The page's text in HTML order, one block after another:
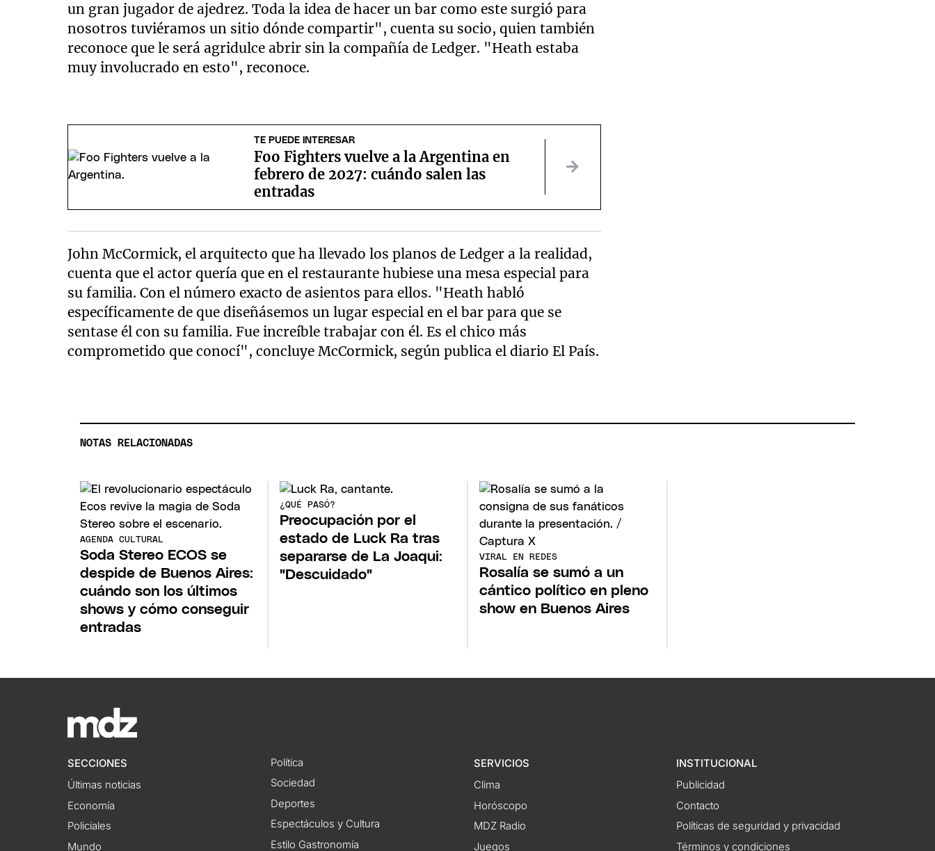
un gran jugador de ajedrez. Toda la idea de hacer un bar como este surgió para
nosotros tuviéramos un sitio dónde compartir", cuenta su socio, quien también
reconoce que le será agridulce abrir sin la compañía de Ledger. "Heath estaba
muy involucrado en esto", reconoce.
TE PUEDE INTERESAR
Foo Fighters vuelve a la Argentina en
febrero de 2027: cuándo salen las
entradas
John McCormick, el arquitecto que ha llevado los planos de Ledger a la realidad,
cuenta que el actor quería que en el restaurante hubiese una mesa especial para
su familia. Con el número exacto de asientos para ellos. "Heath habló
específicamente de que diseñásemos un lugar especial en el bar para que se
sentase él con su familia. Fue increíble trabajar con él. Es el chico más
comprometido que conocí", concluye McCormick, según publica el diario El País.
NOTAS RELACIONADAS
AGENDA CULTURAL
Soda Stereo ECOS se
despide de Buenos Aires:
cuándo son los últimos
shows y cómo conseguir
entradas
¿QUÉ PASÓ?
Preocupación por el
estado de Luck Ra tras
separarse de La Joaqui:
"Descuidado"
VIRAL EN REDES
Rosalía se sumó a un
cántico político en pleno
show en Buenos Aires
SECCIONES
Últimas noticias
Economía
Policiales
Mundo
Política
Sociedad
Deportes
Espectáculos y Cultura
Estilo Gastronomía
SERVICIOS
Clima
Horóscopo
MDZ Radio
Juegos
INSTITUCIONAL
Publicidad
Contacto
Políticas de seguridad y privacidad
Términos y condiciones